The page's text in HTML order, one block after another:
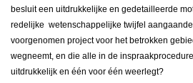
besluit een uitdrukkelijke en gedetailleerde
redelijke wetenschappelijke twijfel
voorgenomen project voor het betrokken
wegneemt, en die alle in de
uitdrukkelijk en één voor één weerlegt?